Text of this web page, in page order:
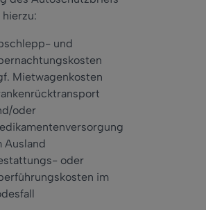
hierzu:
und
Mietwagenkosten
oder
Ausland
oder
im